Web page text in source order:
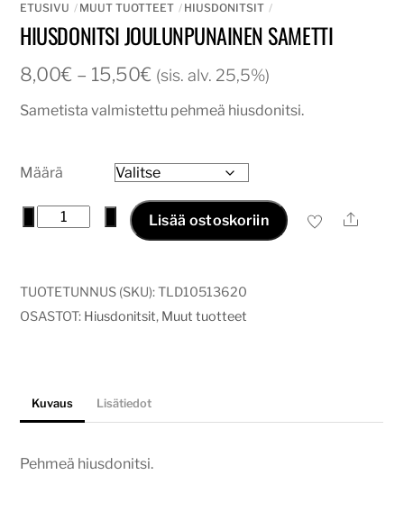
ETUSIVU MUUT TUOTTEET HIUSDONITSIT
HIUSDONITSI JOULUNPUNAINEN SAMETTI
8,00€ – 15,50€ Hintaluokka:
-
(sis. alv. 25,5%)
Sametista valmistettu pehmeä hiusdonitsi.
Määrä
Hiusdonitsi
joulunpunainen
määrä
Lisää ostoskoriin Ale
TUOTETUNNUS (SKU):TLD10513620
OSASTOT: Hiusdonitsit, Muut tuotteet
Kuvaus Lisätiedot
Pehmeä hiusdonitsi.